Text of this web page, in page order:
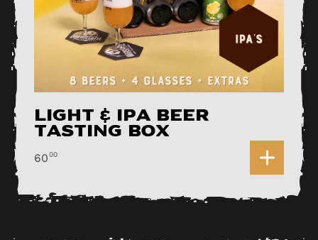
Light & IPA Beer
Tasting Box
6000 0